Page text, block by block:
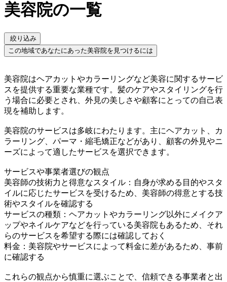
美容院の一覧
絞り込み
この地域であなたにあった美容院を見つけるには
美容院はヘアカットやカラーリングなど美容に関するサービ
スを提供する重要な業種です。髪のケアやスタイリングを行
う場合に必要とされ、外見の美しさや顧客にとっての自己表
現を補助します。
美容院のサービスは多岐にわたります。主にヘアカット、カ
ラーリング、パーマ・縮毛矯正などがあり、顧客の外見やニ
ーズによって適したサービスを選択できます。
サービスや事業者選びの観点
美容師の技術力と得意なスタイル：自身が求める目的やスタ
イルに応じたサービスを受けるため、美容師の得意とする技
術やスタイルを確認する
サービスの種類：ヘアカットやカラーリング以外にメイクア
ップやネイルケアなどを行っている美容院もあるため、それ
らのサービスを希望する際には確認しておく
料金：美容院やサービスによって料金に差があるため、事前
に確認する
これらの観点から慎重に選ぶことで、信頼できる事業者と出